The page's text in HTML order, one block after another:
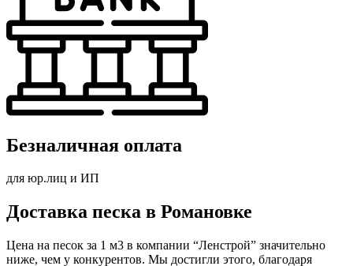
Безналичная оплата
для юр.лиц и ИП
Доставка песка в Романовке
Цена на песок за 1 м3 в компании “Ленстрой” значительно
ниже, чем у конкурентов. Мы достигли этого, благодаря